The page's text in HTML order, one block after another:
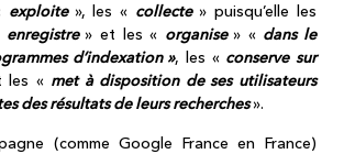
exploite », les « collecte » puisqu’elle les
enregistre » et les « organise » « dans le
d’indexation », les « conserve sur
les « met à disposition de ses utilisateurs
des résultats de leurs recherches».
(comme Google France en France)